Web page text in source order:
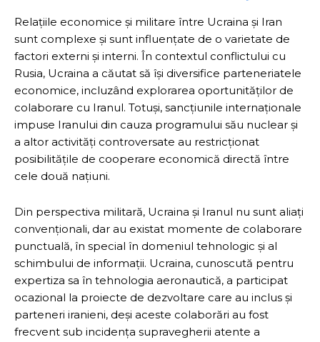
Relațiile economice și militare între Ucraina și Iran
sunt complexe și sunt influențate de o varietate de
factori externi și interni. În contextul conflictului cu
Rusia, Ucraina a căutat să își diversifice parteneriatele
economice, incluzând explorarea oportunităților de
colaborare cu Iranul. Totuși, sancțiunile internaționale
impuse Iranului din cauza programului său nuclear și
a altor activități controversate au restricționat
posibilitățile de cooperare economică directă între
cele două națiuni.
Din perspectiva militară, Ucraina și Iranul nu sunt aliați
convenționali, dar au existat momente de colaborare
punctuală, în special în domeniul tehnologic și al
schimbului de informații. Ucraina, cunoscută pentru
expertiza sa în tehnologia aeronautică, a participat
ocazional la proiecte de dezvoltare care au inclus și
parteneri iranieni, deși aceste colaborări au fost
frecvent sub incidența supravegherii atente a